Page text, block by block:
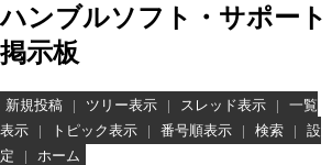
ハンブルソフト・サポート
掲示板
新規投稿 | ツリー表示 | スレッド表示 |
一覧
表示
| トピック表示 | 番号順表示 | 検索 |
設
定
|
ホーム